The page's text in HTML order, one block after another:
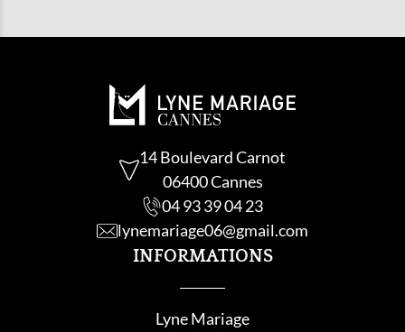
14 Boulevard Carnot
06400 Cannes
04 93 39 04 23
lynemariage06@gmail.com
INFORMATIONS
Lyne Mariage